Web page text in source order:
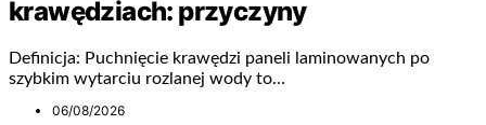
krawędziach: przyczyny
Definicja: Puchnięcie krawędzi paneli laminowanych po
szybkim wytarciu rozlanej wody to…
06/08/2026